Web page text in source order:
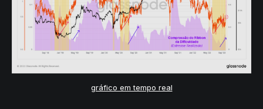
gráfico em tempo real